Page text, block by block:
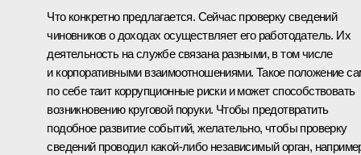
Что конкретно предлагается. Сейчас проверку сведений
чиновников о доходах осуществляет его работодатель. Их
деятельность на службе связана разными, в том числе
и корпоративными взаимоотношениями. Такое положение
по себе таит коррупционные риски и может способствовать
возникновению круговой поруки. Чтобы предотвратить
подобное развитие событий, желательно, чтобы проверку
сведений проводил какой‑либо независимый орган,